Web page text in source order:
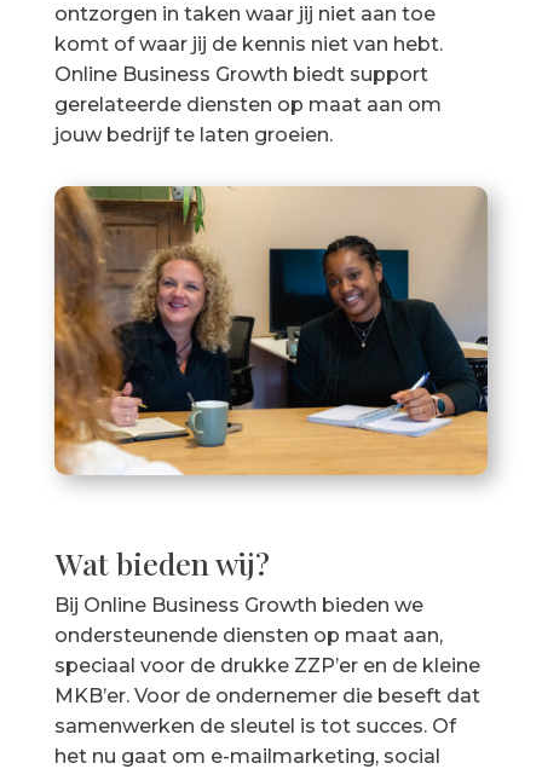
ontzorgen in taken waar jij niet aan toe
komt of waar jij de kennis niet van hebt.
Online Business Growth biedt support
gerelateerde diensten op maat aan om
jouw bedrijf te laten groeien.
Wat bieden wij?
Bij Online Business Growth bieden we
ondersteunende diensten op maat aan,
speciaal voor de drukke ZZP’er en de kleine
MKB’er. Voor de ondernemer die beseft dat
samenwerken de sleutel is tot succes. Of
het nu gaat om e-mailmarketing, social